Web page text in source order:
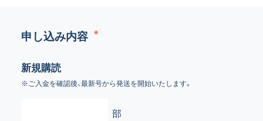
申し込み内容
新規購読
※ご入金を確認後、最新号から発送を開始いたします。
部